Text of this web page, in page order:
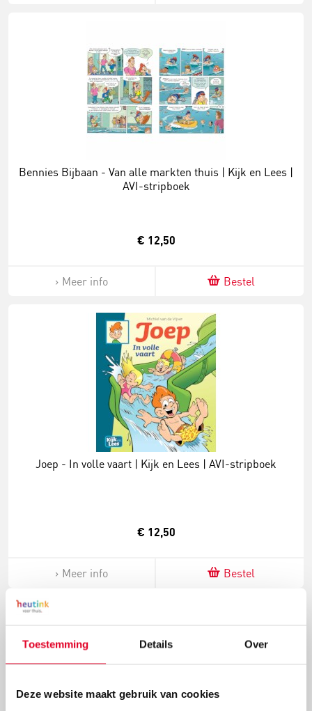
Toestemming Details Over
Deze website maakt gebruik van cookies
Bennies Bijbaan - Van alle markten thuis | Kijk en Lees |
AVI-stripboek
€ 12,50
Meer info Bestel
Joep - In volle vaart | Kijk en Lees | AVI-stripboek
€ 12,50
Meer info Bestel